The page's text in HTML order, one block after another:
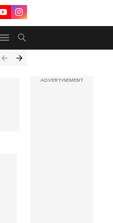
Dwi Pushkar Yoga 2026